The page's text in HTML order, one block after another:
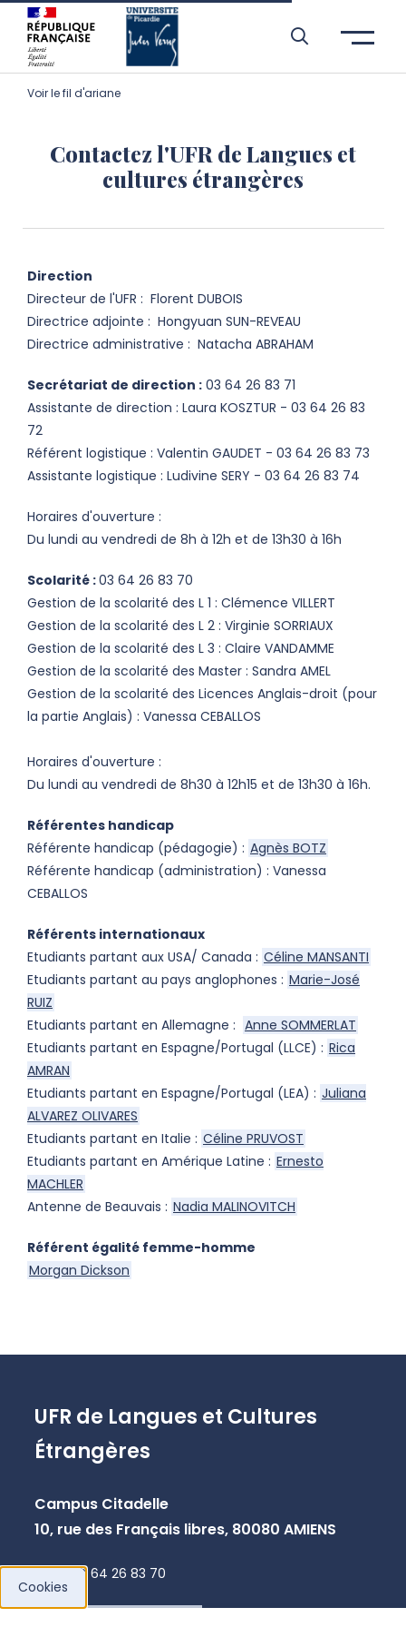
Aller à l’entête de page
Aller au menu principale
Aller au contenu principal
Aller à la recherche
Passer aux cookies
Aller au pied de page
Voir le fil d'ariane
Contactez l'UFR de Langues et
cultures étrangères
Direction
Directeur de l'UFR : Florent DUBOIS
Directrice adjointe : Hongyuan SUN-REVEAU
Directrice administrative : Natacha ABRAHAM
Secrétariat de direction : 03 64 26 83 71
Assistante de direction : Laura KOSZTUR - 03 64 26 83
72
Référent logistique : Valentin GAUDET - 03 64 26 83 73
Assistante logistique : Ludivine SERY - 03 64 26 83 74
Horaires d'ouverture :
Du lundi au vendredi de 8h à 12h et de 13h30 à 16h
Scolarité :03 64 26 83 70
Gestion de la scolarité des L 1 : Clémence VILLERT
Gestion de la scolarité des L 2 : Virginie SORRIAUX
Gestion de la scolarité des L 3 : Claire VANDAMME
Gestion de la scolarité des Master : Sandra AMEL
Gestion de la scolarité des Licences Anglais-droit (pour
la partie Anglais) : Vanessa CEBALLOS
Horaires d'ouverture :
Du lundi au vendredi de 8h30 à 12h15 et de 13h30 à 16h.
Référentes handicap
Référente handicap (pédagogie) : Agnès BOTZ
Référente handicap (administration) : Vanessa
CEBALLOS
Référents internationaux
Etudiants partant aux USA/ Canada : Céline MANSANTI
Etudiants partant au pays anglophones : Marie-José
RUIZ
Etudiants partant en Allemagne : Anne SOMMERLAT
Etudiants partant en Espagne/Portugal (LLCE) : Rica
AMRAN
Etudiants partant en Espagne/Portugal (LEA) : Juliana
ALVAREZ OLIVARES
Etudiants partant en Italie : Céline PRUVOST
Etudiants partant en Amérique Latine : Ernesto
MACHLER
Antenne de Beauvais : Nadia MALINOVITCH
Référent égalité femme-homme
Morgan Dickson
UFR de Langues et Cultures
Étrangères
Campus Citadelle
10, rue des Français libres, 80080 AMIENS
+33 3 64 26 83 70
Cookies